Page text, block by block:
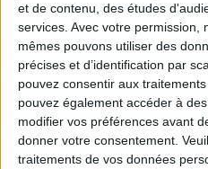
et de contenu, des études
services. Avec votre permission,
mêmes pouvons utiliser des
précises et d’identification par
pouvez consentir aux
pouvez également accéder à
modifier vos préférences avant
donner votre consentement.
traitements de vos données